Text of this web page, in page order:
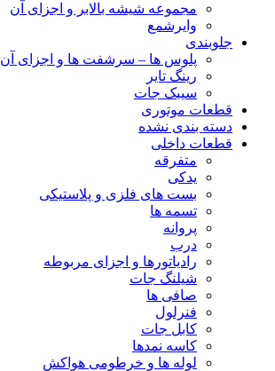
مجموعه شیشه بالابر و اجزای آن
وایرشمع
جلوبندی
پلوس ها – سرشفت ها و اجزای آن
رینگ تایر
سیبک جات
قطعات موتوری
دسته بندی نشده
قطعات داخلی
متفرقه
یدکی
بست های فلزی و پلاستیکی
تسمه ها
پروانه
درب
رادیاتورها و اجزای مربوطه
شیلنگ جات
صافی ها
فنرلول
کابل جات
کاسه نمدها
لوله ها و خرطومی هواکش